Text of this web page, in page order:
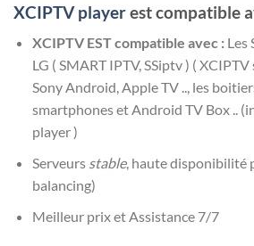
XCIPTV playerest compatible
XCIPTVEST compatible avec :Les
LG ( SMART IPTV, SSiptv ) (
Sony Android, Apple TV .., les
smartphones et Android TV Box ..
player )
Serveurs stable, haute disponibilité
balancing)
Meilleur prix et Assistance 7/7